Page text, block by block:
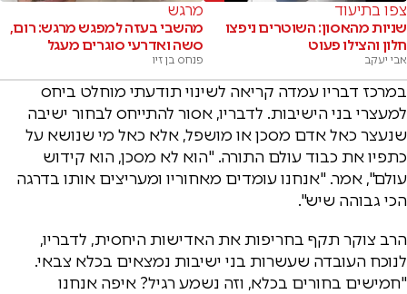
צפו בתיעוד
שניות מהאסון: השוטרים ניפצו
חלון והצילו פעוט
אבי יעקב
מרגש
מהשבי בעזה למפגש מרגש: רום,
סשה ואדרעי סוגרים מעגל
פנחס בן זיו
במרכז דבריו עמדה קריאה לשינוי תודעתי מוחלט ביחס
למעצרי בני הישיבות. לדבריו, אסור להתייחס לבחור ישיבה
שנעצר כאל אדם מסכן או מושפל, אלא כאל מי שנושא על
כתפיו את כבוד עולם התורה. "הוא לא מסכן, הוא קידוש
עולם", אמר. "אנחנו עומדים מאחוריו ומעריצים אותו בדרגה
הכי גבוהה שיש".
הרב צוקר תקף בחריפות את האדישות היחסית, לדבריו,
לנוכח העובדה שעשרות בני ישיבות נמצאים בכלא צבאי.
"חמישים בחורים בכלא, וזה נשמע רגיל? איפה אנחנו